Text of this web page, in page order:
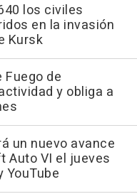
los civiles
en la invasión
Kursk
Fuego de
y obliga a
un nuevo avance
Auto VI el jueves
YouTube